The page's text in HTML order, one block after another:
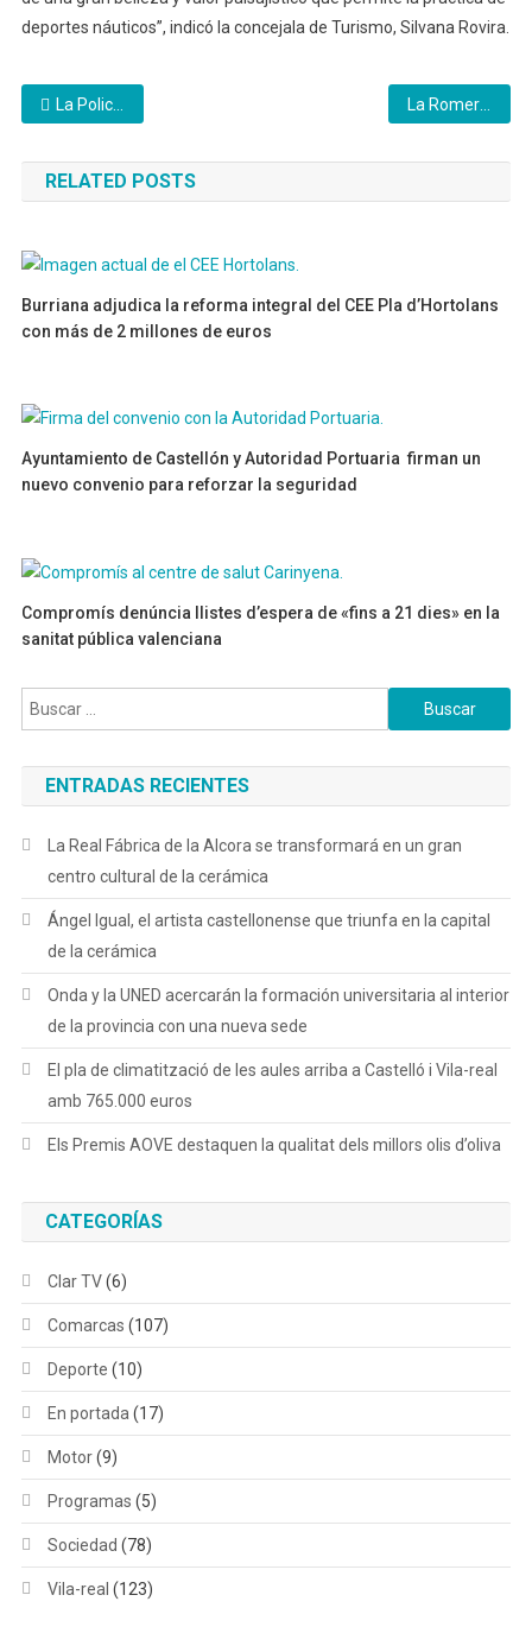
deportes náuticos”, indicó la concejala de Turismo, Silvana Rovira.
Navegación
de
entradas
La Policía Local de Castelló recibe el premio ‘Ponle freno’ por su labor de concienciación
RELATED POSTS
Burriana adjudica la reforma integral del CEE Pla d’Hortolans
con más de 2 millones de euros
Ayuntamiento de Castellón y Autoridad Portuaria firman un
nuevo convenio para reforzar la seguridad
Compromís denúncia llistes d’espera de «fins a 21 dies» en la
sanitat pública valenciana
Buscar:
ENTRADAS RECIENTES
La Real Fábrica de la Alcora se transformará en un gran
centro cultural de la cerámica
Ángel Igual, el artista castellonense que triunfa en la capital
de la cerámica
Onda y la UNED acercarán la formación universitaria al interior
de la provincia con una nueva sede
El pla de climatització de les aules arriba a Castelló i Vila-real
amb 765.000 euros
Els Premis AOVE destaquen la qualitat dels millors olis d’oliva
CATEGORÍAS
Clar TV(6)
Comarcas (107)
Deporte (10)
En portada (17)
Motor(9)
Programas (5)
Sociedad (78)
Vila-real (123)